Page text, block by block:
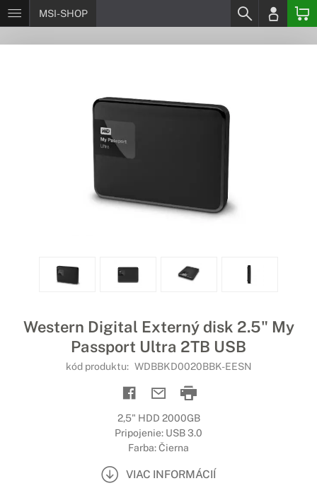
MSI-SHOP
Western Digital Externý disk 2.5" My
Passport Ultra 2TB USB
kód produktu: WDBBKD0020BBK-EESN
2,5" HDD 2000GB
Pripojenie: USB 3.0
Farba: Čierna
VIAC INFORMÁCIÍ